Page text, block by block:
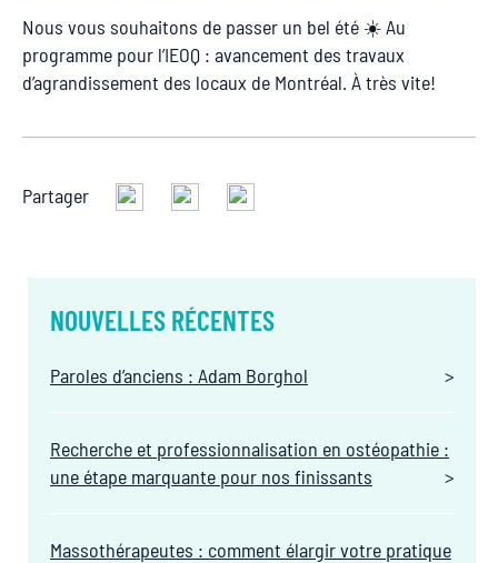
Nous vous souhaitons de passer un bel été ☀️ Au
programme pour l’IEOQ : avancement des travaux
d’agrandissement des locaux de Montréal. À très vite!
Partager
NOUVELLES RÉCENTES
Paroles d’anciens : Adam Borghol
Recherche et professionnalisation en ostéopathie :
une étape marquante pour nos finissants
Massothérapeutes : comment élargir votre pratique